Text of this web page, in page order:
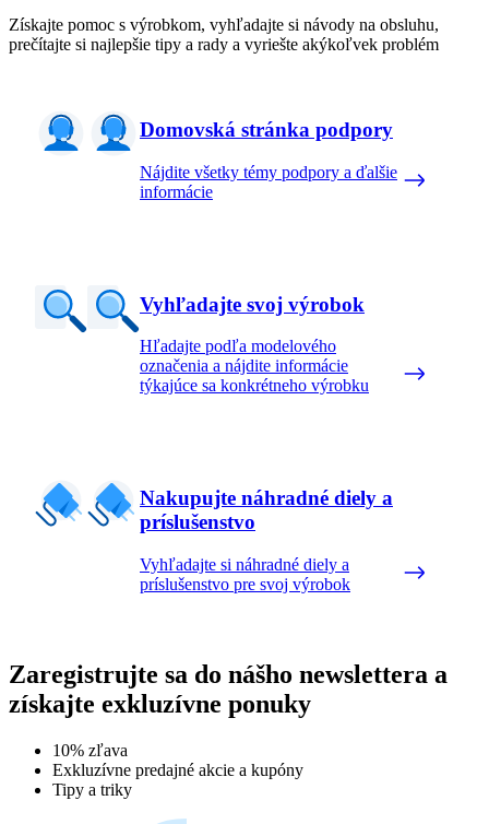
Získajte pomoc s výrobkom, vyhľadajte si návody na obsluhu,
prečítajte si najlepšie tipy a rady a vyriešte akýkoľvek problém
Domovská stránka podpory
Nájdite všetky témy podpory a ďalšie
informácie
Vyhľadajte svoj výrobok
Hľadajte podľa modelového
označenia a nájdite informácie
týkajúce sa konkrétneho výrobku
Nakupujte náhradné diely a
príslušenstvo
Vyhľadajte si náhradné diely a
príslušenstvo pre svoj výrobok
Zaregistrujte sa do nášho newslettera a
získajte exkluzívne ponuky
10% zľava
Exkluzívne predajné akcie a kupóny
Tipy a triky